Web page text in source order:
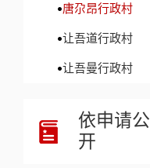
唐尕昂行政村
让吾道行政村
让吾曼行政村
依申请公
开